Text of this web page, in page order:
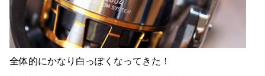
全体的にかなり白っぽくなってきた！